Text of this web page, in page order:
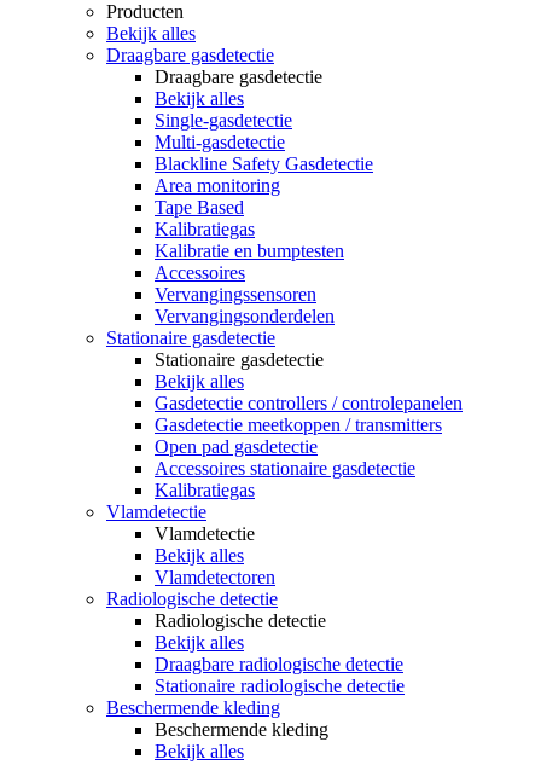
Producten
Bekijk alles
Draagbare gasdetectie
Draagbare gasdetectie
Bekijk alles
Single-gasdetectie
Multi-gasdetectie
Blackline Safety Gasdetectie
Area monitoring
Tape Based
Kalibratiegas
Kalibratie en bumptesten
Accessoires
Vervangingssensoren
Vervangingsonderdelen
Stationaire gasdetectie
Stationaire gasdetectie
Bekijk alles
Gasdetectie controllers / controlepanelen
Gasdetectie meetkoppen / transmitters
Open pad gasdetectie
Accessoires stationaire gasdetectie
Kalibratiegas
Vlamdetectie
Vlamdetectie
Bekijk alles
Vlamdetectoren
Radiologische detectie
Radiologische detectie
Bekijk alles
Draagbare radiologische detectie
Stationaire radiologische detectie
Beschermende kleding
Beschermende kleding
Bekijk alles